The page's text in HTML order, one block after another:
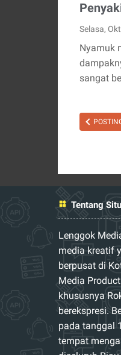
Selasa,
Nyamuk
sangat
Tentang
Lenggok
media kreatif
berpusat di
Media
khususnya
berekspresi.
pada tanggal
tempat